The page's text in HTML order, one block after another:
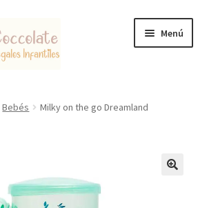
Menú
Bebés Milky on the go Dreamland